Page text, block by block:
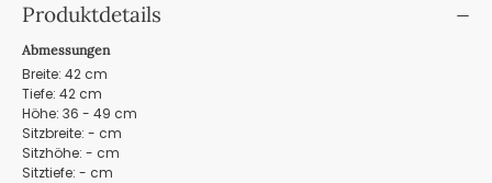
Produktdetails
Abmessungen
Breite: 42 cm
Tiefe: 42 cm
Höhe: 36 - 49 cm
Sitzbreite: - cm
Sitzhöhe: - cm
Sitztiefe: - cm